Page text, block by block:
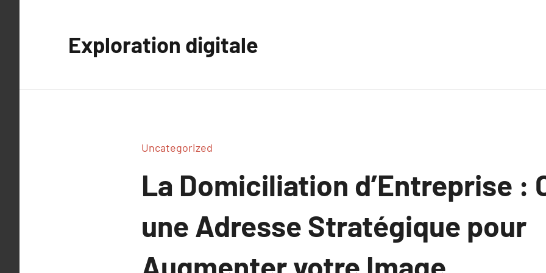
Exploration digitale
Uncategorized
La Domiciliation d’Entreprise :
une Adresse Stratégique pour